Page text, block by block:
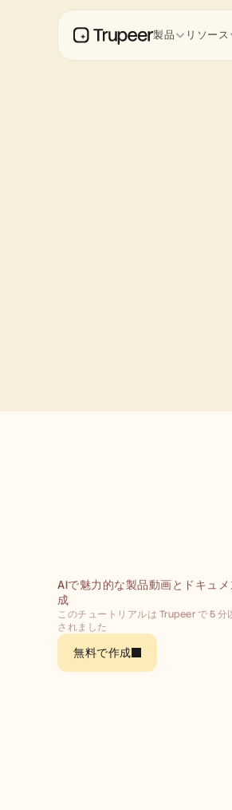
AIで魅力的な製品動画とドキュ
成
このチュートリアルは Trupeer で 5 分
されました
無料で作成
製品 リソース